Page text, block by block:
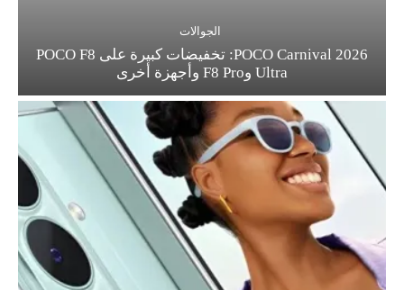
الجوالات
POCO Carnival 2026: تخفيضات كبيرة على POCO F8
Ultra وF8 Pro وأجهزة أخرى